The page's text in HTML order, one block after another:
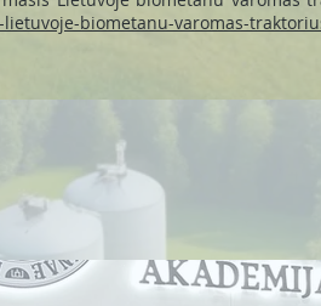
biometanu-varomas-